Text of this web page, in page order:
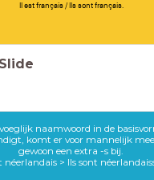
Il est français / Ils sont français.
Slide
naamwoord in de
komt er voor mannelijk
gewoon een extra -s bij.
néerlandais > Ils sont